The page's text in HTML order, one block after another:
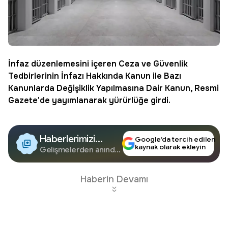
İnfaz düzenlemesini içeren Ceza ve Güvenlik
Tedbirlerinin İnfazı Hakkında Kanun ile Bazı
Kanunlarda Değişiklik Yapılmasına Dair Kanun, Resmi
Gazete'de yayımlanarak yürürlüğe girdi.
Haberlerimizi
Google'da Takip
Edin
Gelişmelerden anında
Google’da tercih edilen
kaynak olarak ekleyin
Haberin Devamı